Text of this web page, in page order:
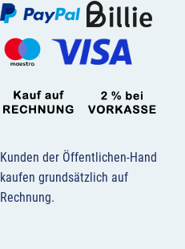
Kunden der Öffentlichen-Hand
kaufen grundsätzlich auf
Rechnung.